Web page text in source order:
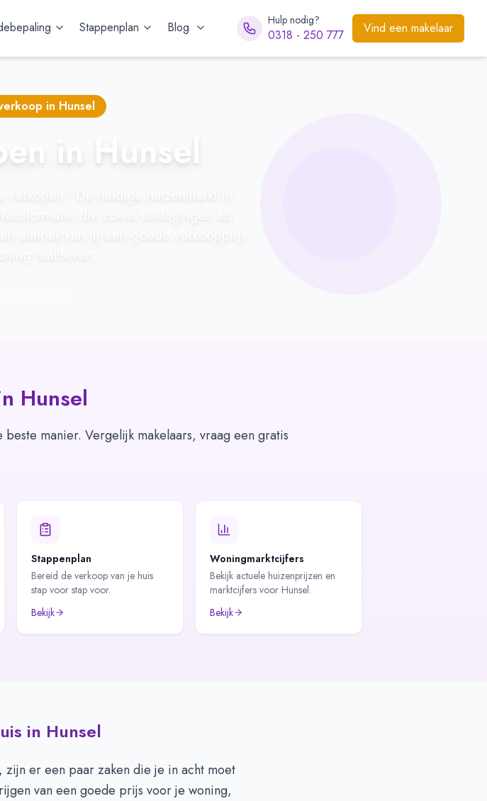
Stappenplan Blog Hulp nodig?
0318 - 250 777 Vind een makelaar
in Hunsel
in Hunsel
Hunsel
manier. Vergelijk makelaars, vraag een gratis
Stappenplan
Bereid de verkoop van je huis
stap voor stap voor.
Bekijk
Woningmarktcijfers
Bekijk actuele huizenprijzen en
marktcijfers voor Hunsel.
Bekijk
in Hunsel
er een paar zaken die je in acht moet
van een goede prijs voor je woning,